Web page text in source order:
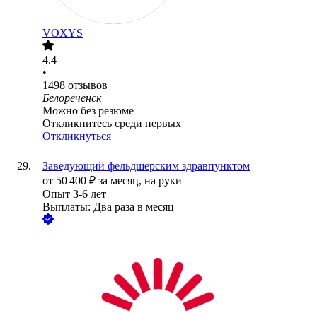
VOXYS
4.4
•
1498 отзывов
Белореченск
Можно без резюме
Откликнитесь среди первых
Откликнуться
Заведующий фельдшерским здравпунктом
от 50 400 ₽ за месяц, на руки
Опыт 3-6 лет
Выплаты: Два раза в месяц